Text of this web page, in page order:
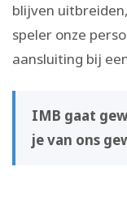
blijven
speler onze
aansluiting bij
IMB gaat
je van ons